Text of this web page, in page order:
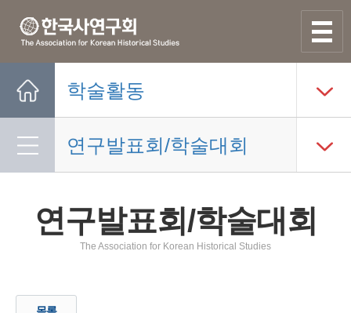
학술활동
연구발표회/학술대회
연구발표회/학술대회
The Association for Korean Historical Studies